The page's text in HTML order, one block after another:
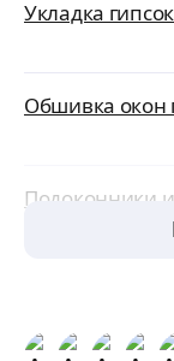
Укладка
Обшивка окон
Подоконники